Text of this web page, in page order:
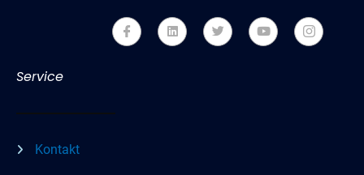
Service
Kontakt